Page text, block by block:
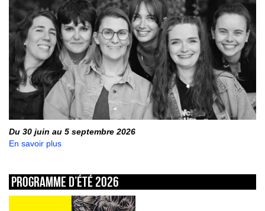
Du 30 juin au 5 septembre 2026
En savoir plus
Programme d’été 2026